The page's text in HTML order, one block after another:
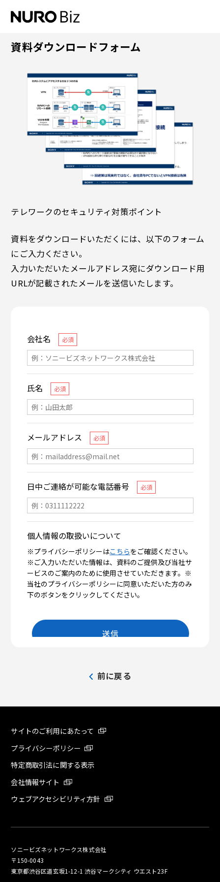
資料ダウンロードフォーム
テレワークのセキュリティ対策ポイント
資料をダウンロードいただくには、以下のフォーム
にご入力ください。
入力いただいたメールアドレス宛にダウンロード用
URLが記載されたメールを送信いたします。
前に戻る
サイトのご利用にあたって
プライバシーポリシー
特定商取引法に関する表示
会社情報サイト
ウェブアクセシビリティ方針
ソニービズネットワークス株式会社
〒150-0043
東京都渋谷区道玄坂1-12-1 渋谷マークシティ ウエスト23F